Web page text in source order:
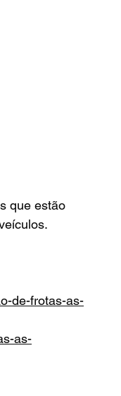
que estão
de-frotas-as-
as-